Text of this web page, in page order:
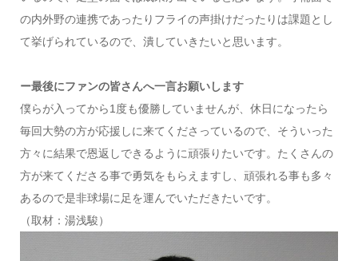
の内外野の連携であったりフライの声掛けだったりは課題とし
て挙げられているので、潰していきたいと思います。
ー最後にファンの皆さんへ一言お願いします
僕らが入ってから1度も優勝していませんが、休日になったら
毎回大勢の方が応援しに来てくださっているので、そういった
方々に結果で恩返しできるように頑張りたいです。たくさんの
方が来てくださる事で勇気をもらえますし、頑張れる事も多々
あるので是非球場に足を運んでいただきたいです。
（取材：湯浅駿）